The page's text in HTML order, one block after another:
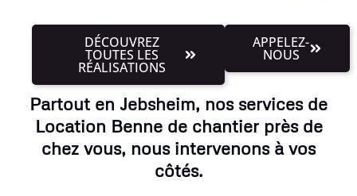
DÉCOUVREZ
TOUTES LES
RÉALISATIONS
APPELEZ-
NOUS
Partout en Jebsheim, nos services de
Location Benne de chantier près de
chez vous, nous intervenons à vos
côtés.